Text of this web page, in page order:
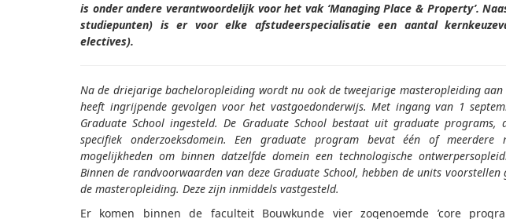
is onder andere verantwoordelijk voor het vak ‘Managing Place & Property’.
studiepunten) is er voor elke afstudeerspecialisatie een aantal
electives).
Na de driejarige bacheloropleiding wordt nu ook de tweejarige masteropleiding aan
heeft ingrijpende gevolgen voor het vastgoedonderwijs. Met ingang van 1
Graduate School ingesteld. De Graduate School bestaat uit graduate
specifiek onderzoeksdomein. Een graduate program bevat één of meerdere
mogelijkheden om binnen datzelfde domein een technologische
Binnen de randvoorwaarden van deze Graduate School, hebben de units
de masteropleiding. Deze zijn inmiddels vastgesteld.
Er komen binnen de faculteit Bouwkunde vier zogenoemde ’core